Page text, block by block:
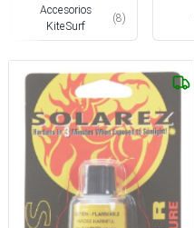
Accesorios
KiteSurf
(8)